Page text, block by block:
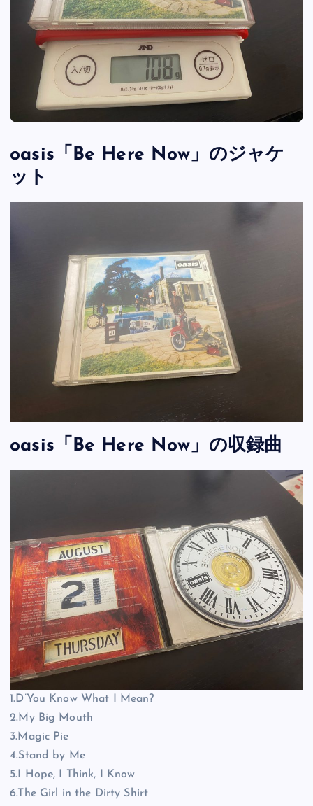
oasis「Be Here Now」のジャケ
ット
oasis「Be Here Now」の収録曲
1.D’You Know What I Mean?
2.My Big Mouth
3.Magic Pie
4.Stand by Me
5.I Hope, I Think, I Know
6.The Girl in the Dirty Shirt